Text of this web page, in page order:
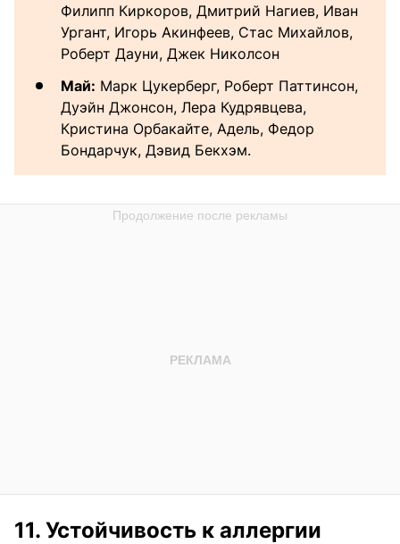
Филипп Киркоров, Дмитрий Нагиев, Иван
Ургант, Игорь Акинфеев, Стас Михайлов,
Роберт Дауни, Джек Николсон
Май: Марк Цукерберг, Роберт Паттинсон,
Дуэйн Джонсон, Лера Кудрявцева,
Кристина Орбакайте, Адель, Федор
Бондарчук, Дэвид Бекхэм.
11. Устойчивость к аллергии